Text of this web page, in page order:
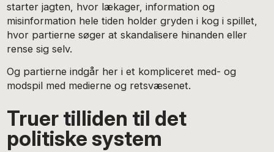
starter jagten, hvor lækager, information og
misinformation hele tiden holder gryden i kog i spillet,
hvor partierne søger at skandalisere hinanden eller
rense sig selv.
Og partierne indgår her i et kompliceret med- og
modspil med medierne og retsvæsenet.
Truer tilliden til det
politiske system